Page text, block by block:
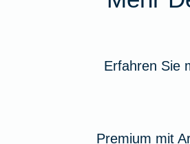
Erfahren Sie
Premium mit